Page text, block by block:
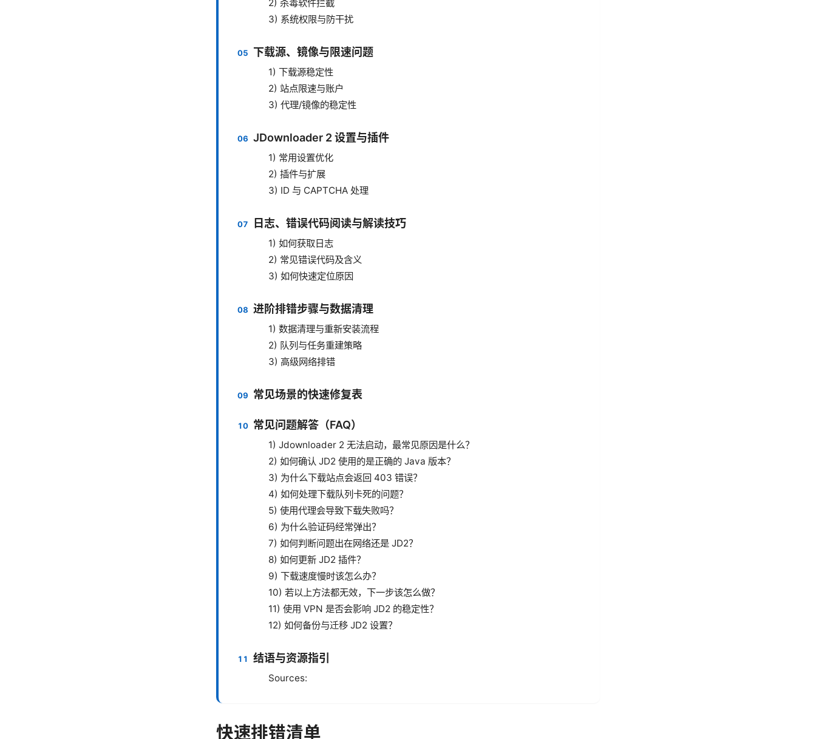
2) 杀毒软件拦截
3) 系统权限与防干扰
下载源、镜像与限速问题
1) 下载源稳定性
2) 站点限速与账户
3) 代理/镜像的稳定性
JDownloader 2 设置与插件
1) 常用设置优化
2) 插件与扩展
3) ID 与 CAPTCHA 处理
日志、错误代码阅读与解读技巧
1) 如何获取日志
2) 常见错误代码及含义
3) 如何快速定位原因
进阶排错步骤与数据清理
1) 数据清理与重新安装流程
2) 队列与任务重建策略
3) 高级网络排错
常见场景的快速修复表
常见问题解答（FAQ）
1) Jdownloader 2 无法启动，最常见原因是什么？
2) 如何确认 JD2 使用的是正确的 Java 版本？
3) 为什么下载站点会返回 403 错误？
4) 如何处理下载队列卡死的问题？
5) 使用代理会导致下载失败吗？
6) 为什么验证码经常弹出？
7) 如何判断问题出在网络还是 JD2？
8) 如何更新 JD2 插件？
9) 下载速度慢时该怎么办？
10) 若以上方法都无效，下一步该怎么做？
11) 使用 VPN 是否会影响 JD2 的稳定性？
12) 如何备份与迁移 JD2 设置？
结语与资源指引
Sources:
快速排错清单